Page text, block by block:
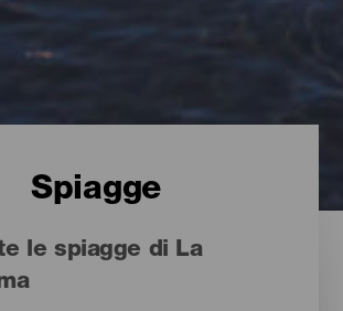
Spiagge
le spiagge di La